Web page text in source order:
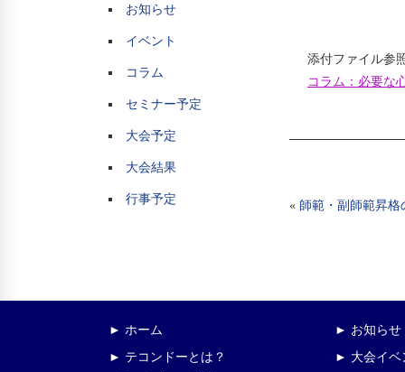
お知らせ
イベント
コラム
セミナー予定
大会予定
大会結果
行事予定
添付ファイル参
コラム：必要な
« 師範・副師範昇格
► ホーム
► テコンドーとは？
► お知らせ
► 大会イベ